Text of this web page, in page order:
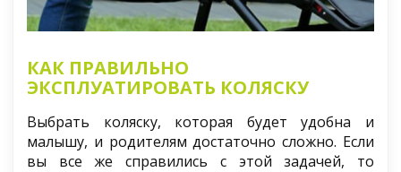
КАК ПРАВИЛЬНО
ЭКСПЛУАТИРОВАТЬ КОЛЯСКУ
Выбрать коляску, которая будет удобна и
малышу, и родителям достаточно сложно. Если
вы все же справились с этой задачей, то